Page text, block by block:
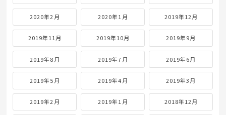
2020年2月 2020年1月 2019年12月
2019年11月 2019年10月 2019年9月
2019年8月 2019年7月 2019年6月
2019年5月 2019年4月 2019年3月
2019年2月 2019年1月 2018年12月